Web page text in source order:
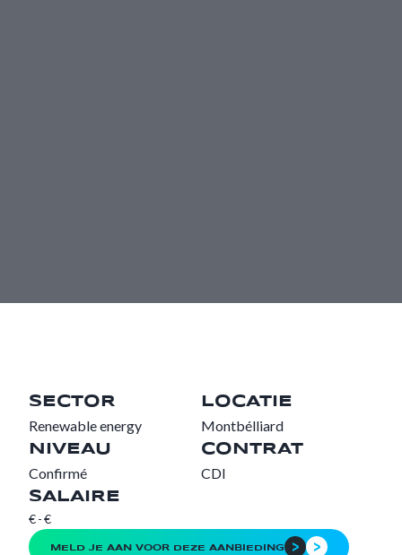
SECTOR
Renewable energy
LOCATIE
Montbélliard
NIVEAU
Confirmé
CONTRAT
CDI
SALAIRE
€-€
MELD JE AAN VOOR DEZE AANBIEDING